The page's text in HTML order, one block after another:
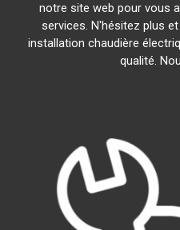
notre site web pour vous
services. N'hésitez plus
installation chaudière
qualité.